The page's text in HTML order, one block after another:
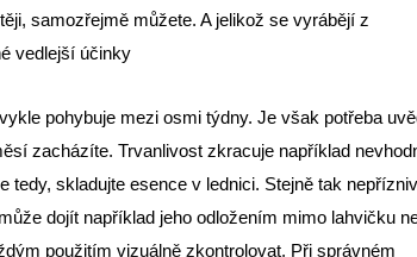
samozřejmě můžete. A jelikož se vyrábějí z
vedlejší účinky
pohybuje mezi osmi týdny. Je však potřeba
zacházíte. Trvanlivost zkracuje například
skladujte esence v lednici. Stejně tak
dojít například jeho odložením mimo lahvičku
použitím vizuálně zkontrolovat. Při správném